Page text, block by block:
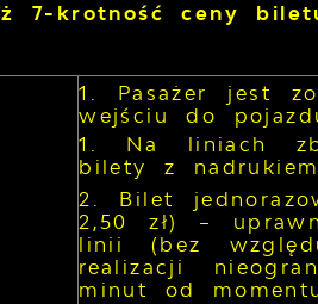
7-krotność ceny
Pasażer jest
wejściu do
Na liniach
bilety z
Bilet
2,50 zł) –
linii (bez
realizacji
minut od